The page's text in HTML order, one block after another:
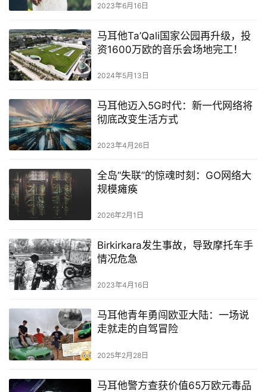
2023年6月16日
马耳他Ta’Qali国家公园再升级，投
资1600万欧的音乐会场地完工！
2024年5月13日
马耳他迈入5G时代：新一代网络将
彻底改变生活方式
2023年4月26日
全岛“失联”的惊魂时刻：GO网络大
规模瘫痪
2026年2月1日
Birkirkara发生事故，导致摩托车手
情况危急
2023年4月16日
马耳他青年勇闯欧亚大陆：一场说
走就走的自驾冒险
2025年2月28日
马耳他警方查获价值65万欧元毒品